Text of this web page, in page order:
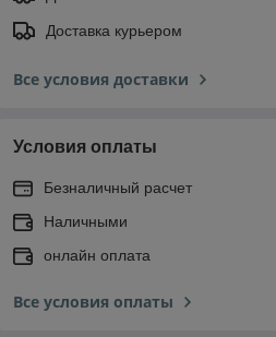
Доставка курьером
Все условия доставки
Условия оплаты
Безналичный расчет
Наличными
онлайн оплата
Все условия оплаты